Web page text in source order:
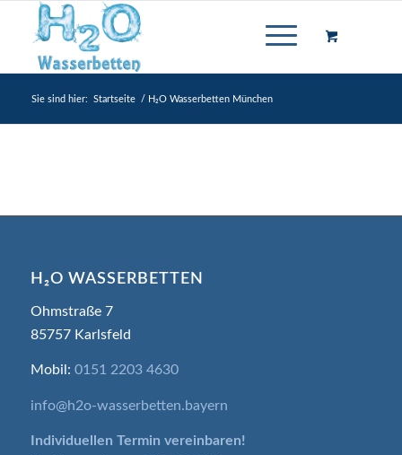
Sie sind hier: Startseite / H₂O Wasserbetten München
H₂O WASSERBETTEN
Ohmstraße 7
85757 Karlsfeld
Mobil: 0151 2203 4630
info@h2o-wasserbetten.bayern
Individuellen Termin vereinbaren!